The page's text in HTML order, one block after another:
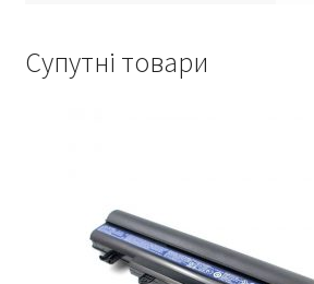
Супутні товари